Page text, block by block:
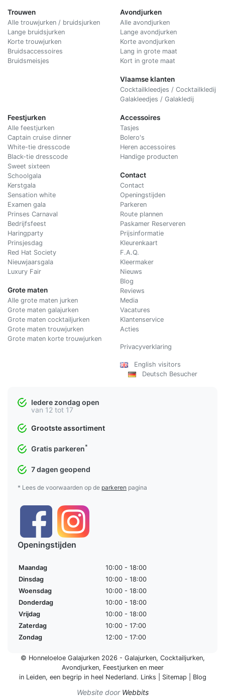
Trouwen
Alle trouwjurken / bruidsjurken
Lange bruidsjurken
Korte trouwjurken
Bruidsaccessoires
Bruidsmeisjes
Avondjurken
Alle avondjurken
Lange avondjurken
Korte avondjurken
Lang in grote maat
Kort in grote maat
Vlaamse klanten
Cocktailkleedjes / Cocktailkledij
Galakleedjes / Galakledij
Feestjurken
Alle feestjurken
Captain cruise dinner
White-tie dresscode
Black-tie dresscode
Sweet sixteen
Schoolgala
Kerstgala
Sensation white
Examen gala
Prinses Carnaval
Bedrijfsfeest
Haringparty
Prinsjesdag
Red Hat Society
Nieuwjaarsgala
Luxury Fair
Grote maten
Alle grote maten jurken
Grote maten galajurken
Grote maten cocktailjurken
Grote maten trouwjurken
Grote maten korte trouwjurken
Accessoires
Tasjes
Bolero's
Heren accessoires
Handige producten
Contact
Contact
Openingstijden
Parkeren
Route plannen
Paskamer Reserveren
Prijsinformatie
Kleurenkaart
F.A.Q.
Kleermaker
Nieuws
Blog
Reviews
Media
Vacatures
Klantenservice
Acties
Privacyverklaring
English visitors
Deutsch Besucher
Iedere zondag open
van 12 tot 17
Grootste assortiment
Gratis parkeren*
7 dagen geopend
* Lees de voorwaarden op de parkeren pagina
Openingstijden
Maandag
10:00 - 18:00
Dinsdag
10:00 - 18:00
Woensdag
10:00 - 18:00
Donderdag
10:00 - 18:00
Vrijdag
10:00 - 18:00
Zaterdag
10:00 - 17:00
Zondag
12:00 - 17:00
© Honneloeloe Galajurken 2026 - Galajurken, Cocktailjurken,
Avondjurken, Feestjurkenen meer
in Leiden, een begrip in heel Nederland. Links Sitemap Blog
Website door Webbits